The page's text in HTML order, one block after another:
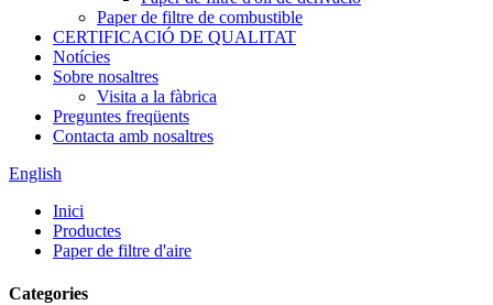
Paper de filtre de combustible
CERTIFICACIÓ DE QUALITAT
Notícies
Sobre nosaltres
Visita a la fàbrica
Preguntes freqüents
Contacta amb nosaltres
English
Inici
Productes
Paper de filtre d'aire
Categories